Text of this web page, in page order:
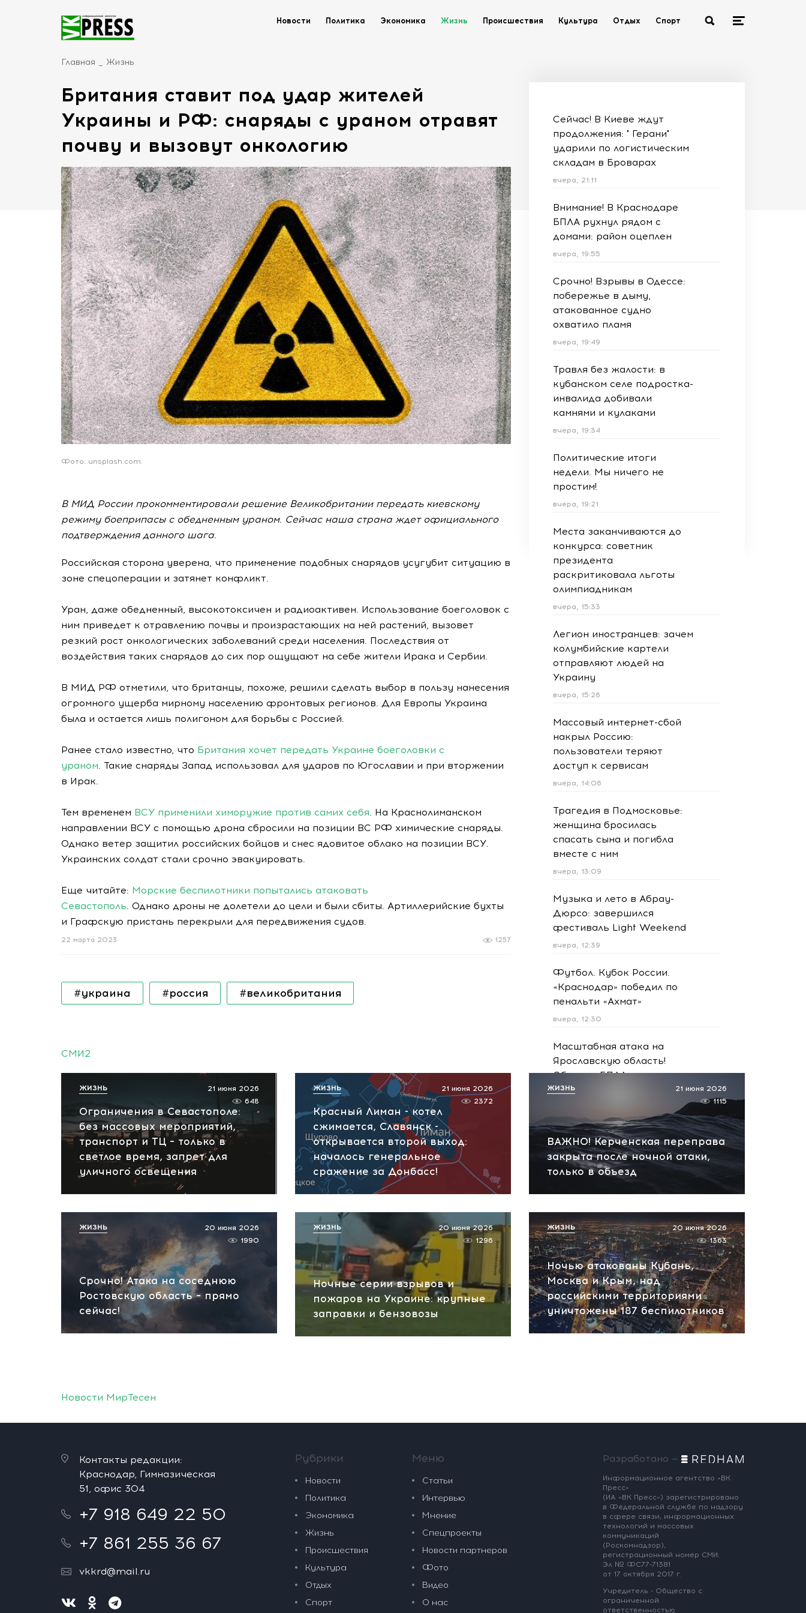
Новости Политика Экономика Жизнь Происшествия Культура Отдых Спорт
Главная Жизнь
Британия ставит под удар жителей
Украины и РФ: снаряды с ураном отравят
почву и вызовут онкологию
Фото: unsplash.com.
В МИД России прокомментировали решение Великобритании передать киевскому
режиму боеприпасы с обедненным ураном. Сейчас наша страна ждет официального
подтверждения данного шага.
Российская сторона уверена, что применение подобных снарядов усугубит ситуацию в
зоне спецоперации и затянет конфликт.
Уран, даже обедненный, высокотоксичен и радиоактивен. Использование боеголовок с
ним приведет к отравлению почвы и произрастающих на ней растений, вызовет
резкий рост онкологических заболеваний среди населения. Последствия от
воздействия таких снарядов до сих пор ощущают на себе жители Ирака и Сербии.
В МИД РФ отметили, что британцы, похоже, решили сделать выбор в пользу нанесения
огромного ущерба мирному населению фронтовых регионов. Для Европы Украина
была и остается лишь полигоном для борьбы с Россией.
Ранее стало известно, что Британия хочет передать Украине боеголовки с
ураном. Такие снаряды Запад использовал для ударов по Югославии и при вторжении
в Ирак.
Тем временем ВСУ применили химоружие против самих себя. На Краснолиманском
направлении ВСУ с помощью дрона сбросили на позиции ВС РФ химические снаряды.
Однако ветер защитил российских бойцов и снес ядовитое облако на позиции ВСУ.
Украинских солдат стали срочно эвакуировать.
Еще читайте: Морские беспилотники попытались атаковать
Севастополь. Однако дроны не долетели до цели и были сбиты. Артиллерийские бухты
и Графскую пристань перекрыли для передвижения судов.
1257
22 марта 2023
#украина #россия #великобритания
Сейчас! В Киеве ждут
продолжения: " Герани"
ударили по логистическим
складам в Броварах
вчера, 21:11
Внимание! В Краснодаре
БПЛА рухнул рядом с
домами: район оцеплен
вчера, 19:55
Срочно! Взрывы в Одессе:
побережье в дыму,
атакованное судно
охватило пламя
вчера, 19:49
Травля без жалости: в
кубанском селе подростка-
инвалида добивали
камнями и кулаками
вчера, 19:34
Политические итоги
недели. Мы ничего не
простим!
вчера, 19:21
Места заканчиваются до
конкурса: советник
президента
раскритиковала льготы
олимпиадникам
вчера, 15:33
Легион иностранцев: зачем
колумбийские картели
отправляют людей на
Украину
вчера, 15:26
Массовый интернет-сбой
накрыл Россию:
пользователи теряют
доступ к сервисам
вчера, 14:06
Трагедия в Подмосковье:
женщина бросилась
спасать сына и погибла
вместе с ним
вчера, 13:09
Музыка и лето в Абрау-
Дюрсо: завершился
фестиваль Light Weekend
вчера, 12:39
Футбол. Кубок России.
«Краснодар» победил по
пенальти «Ахмат»
вчера, 12:30
Масштабная атака на
Ярославскую область!
Обломки БПЛА вызвали
пожар на НПЗ
СМИ2
Ограничения в Севастополе:
без массовых мероприятий,
транспорт и ТЦ – только в
светлое время, запрет для
уличного освещения
21 июня 2026
648
ЖИЗНЬ
Красный Лиман - котел
сжимается, Славянск -
открывается второй выход:
началось генеральное
сражение за Донбасс!
21 июня 2026
2372
ЖИЗНЬ
ВАЖНО! Керченская переправа
закрыта после ночной атаки,
только в объезд
21 июня 2026
1115
ЖИЗНЬ
Срочно! Атака на соседнюю
Ростовскую область – прямо
сейчас!
20 июня 2026
1990
ЖИЗНЬ
Ночные серии взрывов и
пожаров на Украине: крупные
заправки и бензовозы
20 июня 2026
1296
ЖИЗНЬ
Ночью атакованы Кубань,
Москва и Крым, над
российскими территориями
уничтожены 187 беспилотников
20 июня 2026
1363
ЖИЗНЬ
Новости МирТесен
Контакты редакции:
Краснодар, Гимназическая
51, офис 304
+7 918 649 22 50
+7 861 255 36 67
vkkrd@mail.ru
Рубрики
Новости
Политика
Экономика
Жизнь
Происшествия
Культура
Отдых
Спорт
Меню
Статьи
Интервью
Мнение
Спецпроекты
Новости партнеров
Фото
Видео
О нас
Разработано —
Информационное агентство «ВК
Пресс»
(ИА «ВК Пресс») зарегистрировано
в Федеральной службе по надзору
в сфере связи, информационных
технологий и массовых
коммуникаций
(Роскомнадзор),
регистрационный номер СМИ:
Эл № ФС77-71381
от 17 октября 2017 г.
Учредитель - Общество с
ограниченной
ответственностью